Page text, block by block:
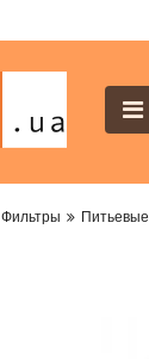
Фильтры